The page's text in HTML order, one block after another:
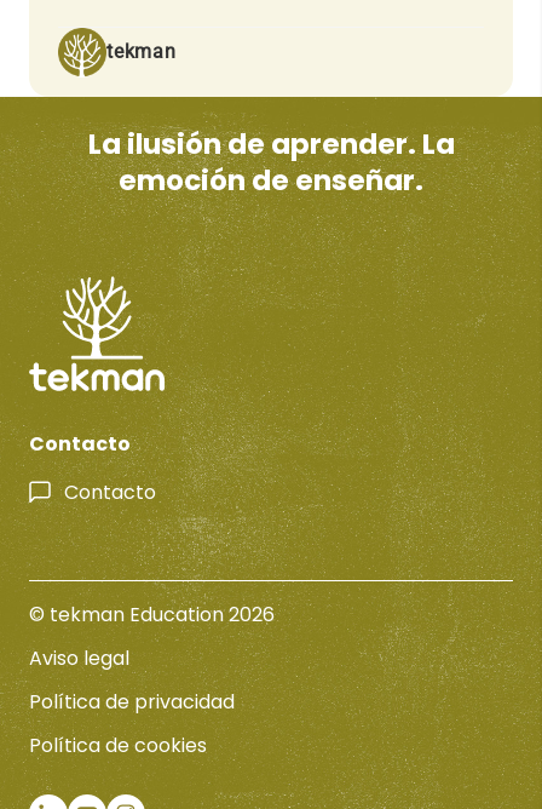
tekman
La ilusión de aprender. La
emoción de enseñar.
Contacto
Contacto
© tekman Education 2026
Aviso legal
Política de privacidad
Política de cookies